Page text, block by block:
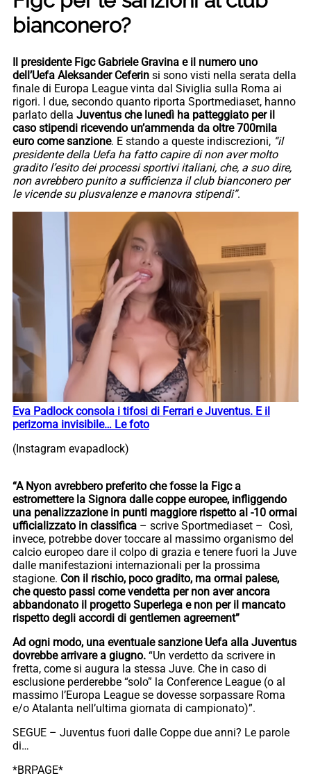
bianconero?
Il presidente Figc Gabriele Gravina e il numero uno
dell’Uefa Aleksander Ceferin si sono visti nella serata della
finale di Europa League vinta dal Siviglia sulla Roma ai
rigori. I due, secondo quanto riporta Sportmediaset, hanno
parlato della Juventus che lunedì ha patteggiato per il
caso stipendi ricevendo un’ammenda da oltre 700mila
euro come sanzione. E stando a queste indiscrezioni, “il
presidente della Uefa ha fatto capire di non aver molto
gradito l’esito dei processi sportivi italiani, che, a suo dire,
non avrebbero punito a sufficienza il club bianconero per
le vicende su plusvalenze e manovra stipendi”.
Eva Padlock consola i tifosi di Ferrari e Juventus. E il
perizoma invisibile… Le foto
(Instagram evapadlock)
“A Nyon avrebbero preferito che fosse la Figc a
estromettere la Signora dalle coppe europee, infliggendo
una penalizzazione in punti maggiore rispetto al -10 ormai
ufficializzato in classifica – scrive Sportmediaset – Così,
invece, potrebbe dover toccare al massimo organismo del
calcio europeo dare il colpo di grazia e tenere fuori la Juve
dalle manifestazioni internazionali per la prossima
stagione. Con il rischio, poco gradito, ma ormai palese,
che questo passi come vendetta per non aver ancora
abbandonato il progetto Superlega e non per il mancato
rispetto degli accordi di gentlemen agreement”
Ad ogni modo, una eventuale sanzione Uefa alla Juventus
dovrebbe arrivare a giugno. “Un verdetto da scrivere in
fretta, come si augura la stessa Juve. Che in caso di
esclusione perderebbe “solo” la Conference League (o al
massimo l’Europa League se dovesse sorpassare Roma
e/o Atalanta nell’ultima giornata di campionato)”.
SEGUE – Juventus fuori dalle Coppe due anni? Le parole
di…
*BRPAGE*